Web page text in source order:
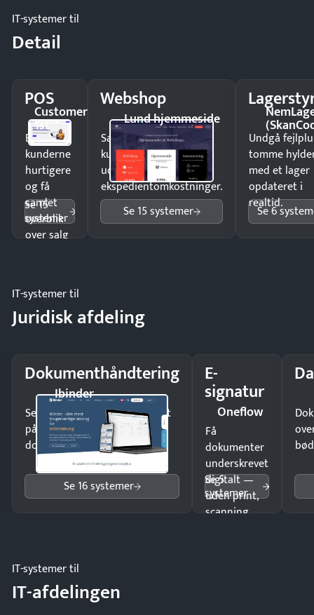
IT-systemer til
Detail
POS
Customer
1st
Ekspedér
kunderne
hurtigere
og få
samlet
overblik
over salg
Se 15
systemer
Webshop
Lund hjemmeside
Sælg produkter 24/7 til
kunder i hele landet
uden
ekspedientomkostninger.
Se 15 systemer
Undgå
tomme
med et lager
opdateret i
realtid.
Se 6
IT-systemer til
Juridisk afdeling
Dokumenthåndtering
Ibinder
Send kontrakter til underskrift
på minutter og mist ingen
dokumenter.
Se 16 systemer
E-
signatur
Oneflow
Få
dokumenter
underskrevet
digitalt —
uden print,
scanning
Se 5
systemer
IT-systemer til
IT-afdelingen